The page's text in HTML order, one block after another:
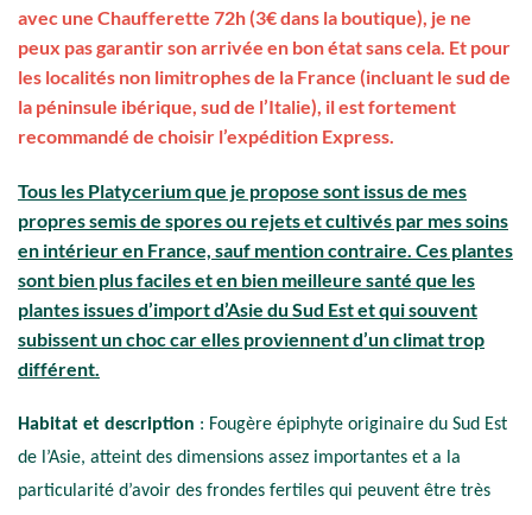
avec une Chaufferette 72h (3€ dans la boutique), je ne
peux pas garantir son arrivée en bon état sans cela. Et pour
les localités non limitrophes de la France (incluant le sud de
la péninsule ibérique, sud de l’Italie), il est fortement
recommandé de choisir l’expédition Express.
Tous les Platycerium que je propose sont issus de mes
propres semis de spores ou rejets et cultivés par mes soins
en intérieur en France, sauf mention contraire. Ces plantes
sont bien plus faciles et en bien meilleure santé que les
plantes issues d’import d’Asie du Sud Est et qui souvent
subissent un choc car elles proviennent d’un climat trop
différent.
Habitat et description : Fougère épiphyte originaire du Sud Est
de l’Asie, atteint des dimensions assez importantes et a la
particularité d’avoir des frondes fertiles qui peuvent être très